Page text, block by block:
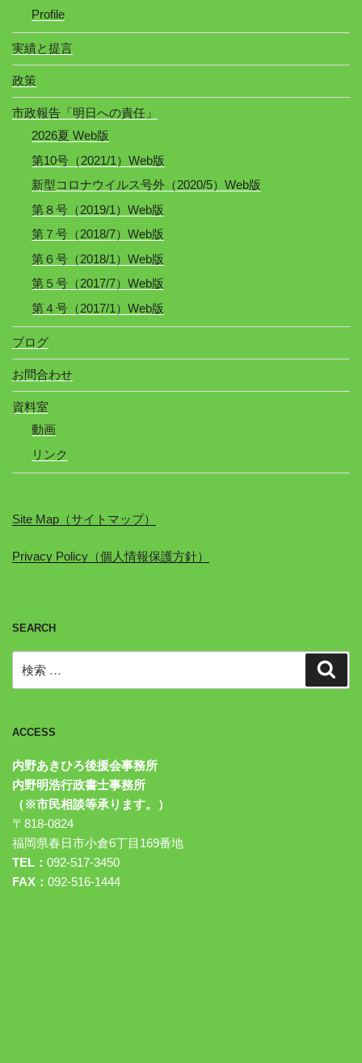
Profile
実績と提言
政策
市政報告「明日への責任」
2026夏 Web版
第10号（2021/1）Web版
新型コロナウイルス号外（2020/5）Web版
第８号（2019/1）Web版
第７号（2018/7）Web版
第６号（2018/1）Web版
第５号（2017/7）Web版
第４号（2017/1）Web版
ブログ
お問合わせ
資料室
動画
リンク
Site Map（サイトマップ）
Privacy Policy（個人情報保護方針）
SEARCH
索:
ACCESS
内野あきひろ後援会事務所
内野明浩行政書士事務所
（※市民相談等承ります。）
〒818-0824
福岡県春日市小倉6丁目169番地
TEL： 092-517-3450
FAX： 092-516-1444